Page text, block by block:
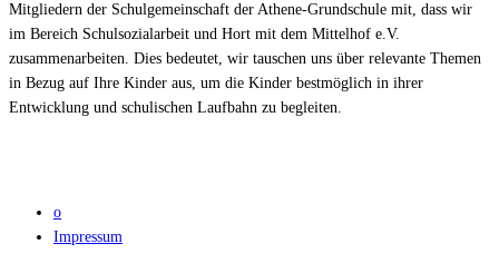
Mitgliedern der Schulgemeinschaft der Athene-Grundschule mit, dass wir
im Bereich Schulsozialarbeit und Hort mit dem Mittelhof e.V.
zusammenarbeiten. Dies bedeutet, wir tauschen uns über relevante Themen
in Bezug auf Ihre Kinder aus, um die Kinder bestmöglich in ihrer
Entwicklung und schulischen Laufbahn zu begleiten.
o
Impressum